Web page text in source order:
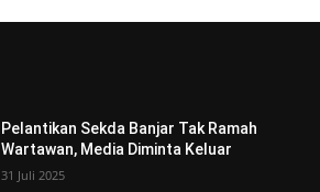
Pelantikan Sekda Banjar Tak Ramah
Wartawan, Media Diminta Keluar
31 Juli 2025